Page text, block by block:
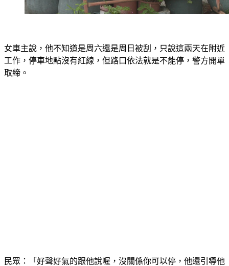
女車主說，他不知道是周六還是周日被刮，只說這兩天在附近
工作，停車地點沒有紅線，但路口依法就是不能停，警方開單
取締。
民眾：「好聲好氣的跟他說喔，沒關係你可以停，他還引導他